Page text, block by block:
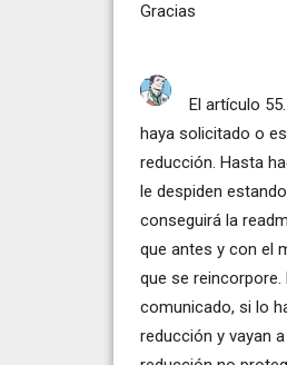
Gracias
El artículo
haya solicitado o
reducción. Hasta
le despiden
conseguirá la
que antes y con el
que se
comunicado, si lo
reducción y vayan